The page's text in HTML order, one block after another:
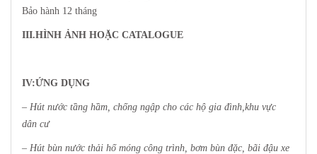
Bảo hành 12 tháng
III.HÌNH ẢNH HOẶC CATALOGUE
IV:ỨNG DỤNG
– Hút nước tầng hầm, chống ngập cho các hộ gia đình,khu vực
dân cư
– Hút bùn nước thải hố móng công trình, bơm bùn đặc, bãi đậu xe